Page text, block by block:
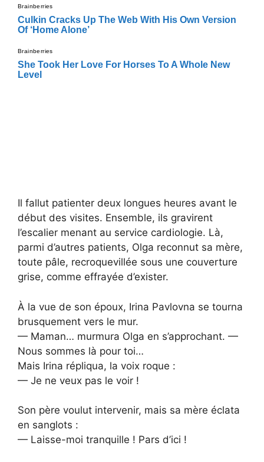
Il fallut patienter deux longues heures avant le
début des visites. Ensemble, ils gravirent
l’escalier menant au service cardiologie. Là,
parmi d’autres patients, Olga reconnut sa mère,
toute pâle, recroquevillée sous une couverture
grise, comme effrayée d’exister.
À la vue de son époux, Irina Pavlovna se tourna
brusquement vers le mur.
— Maman… murmura Olga en s’approchant. —
Nous sommes là pour toi…
Mais Irina répliqua, la voix roque :
— Je ne veux pas le voir !
Son père voulut intervenir, mais sa mère éclata
en sanglots :
— Laisse-moi tranquille ! Pars d’ici !